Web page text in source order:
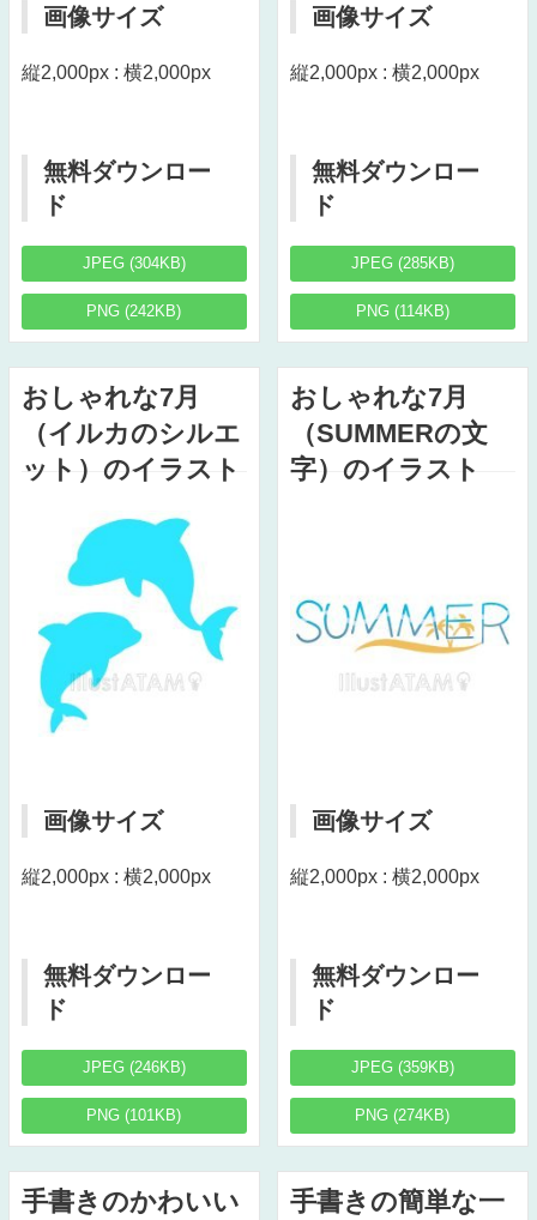
画像サイズ
縦2,000px : 横2,000px
無料ダウンロー
ド
JPEG (304KB)
PNG (242KB)
画像サイズ
縦2,000px : 横2,000px
無料ダウンロー
ド
JPEG (285KB)
PNG (114KB)
おしゃれな7月
（イルカのシルエ
ット）のイラスト
画像サイズ
縦2,000px : 横2,000px
無料ダウンロー
ド
JPEG (246KB)
PNG (101KB)
おしゃれな7月
（SUMMERの文
字）のイラスト
画像サイズ
縦2,000px : 横2,000px
無料ダウンロー
ド
JPEG (359KB)
PNG (274KB)
手書きのかわいい
手書きの簡単な一